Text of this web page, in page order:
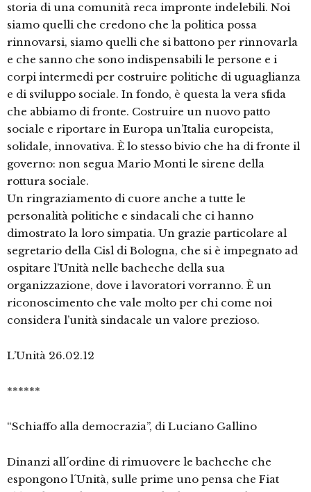
storia di una comunità reca impronte indelebili. Noi
siamo quelli che credono che la politica possa
rinnovarsi, siamo quelli che si battono per rinnovarla
e che sanno che sono indispensabili le persone e i
corpi intermedi per costruire politiche di uguaglianza
e di sviluppo sociale. In fondo, è questa la vera sfida
che abbiamo di fronte. Costruire un nuovo patto
sociale e riportare in Europa un’Italia europeista,
solidale, innovativa. È lo stesso bivio che ha di fronte il
governo: non segua Mario Monti le sirene della
rottura sociale.
Un ringraziamento di cuore anche a tutte le
personalità politiche e sindacali che ci hanno
dimostrato la loro simpatia. Un grazie particolare al
segretario della Cisl di Bologna, che si è impegnato ad
ospitare l’Unità nelle bacheche della sua
organizzazione, dove i lavoratori vorranno. È un
riconoscimento che vale molto per chi come noi
considera l’unità sindacale un valore prezioso.
L’Unità 26.02.12
******
“Schiaffo alla democrazia”, di Luciano Gallino
Dinanzi all´ordine di rimuovere le bacheche che
espongono l´Unità, sulle prime uno pensa che Fiat